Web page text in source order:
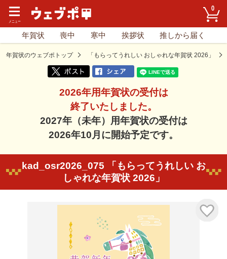
0
年賀状 喪中 寒中 挨拶状 推しから届く
年賀状のウェブポトップ 「もらってうれしい おしゃれな年賀状 2026」
2026年用年賀状の受付は
終了いたしました。
2027年（未年）用年賀状の受付は
2026年10月に開始予定です。
kad_osr2026_075 「もらってうれしい お
しゃれな年賀状 2026」